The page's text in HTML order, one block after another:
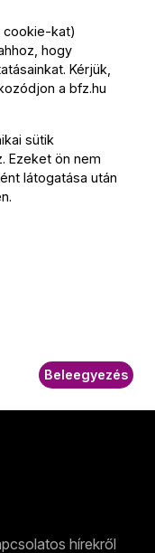
humoros
misét írt,
Zenekari művei
általában
három-
hírekről
cookie-kat)
hogy
Kérjük,
a bfz.hu
sütik
Ezeket ön nem
látogatása után
Beleegyezés